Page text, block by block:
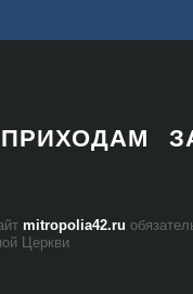
ПРИХОДАМ
mitropolia42.ru
Церк­ви